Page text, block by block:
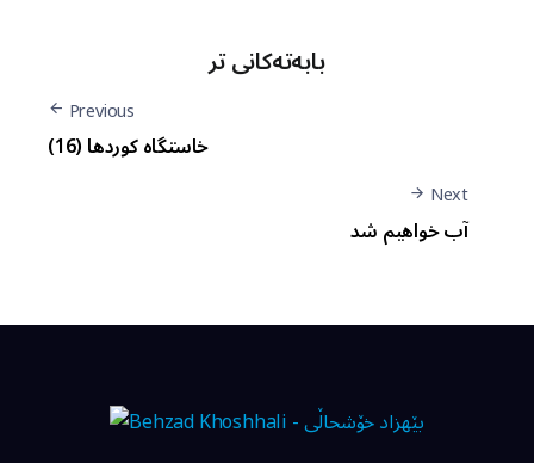
بابەتەکانی تر
Previous
خاستگاه کوردها (16)
Next
آب خواهیم شد